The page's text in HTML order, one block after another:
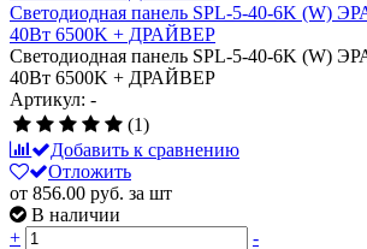
Светодиодная панель SPL-5-40-6K (W)
40Вт 6500K + ДРАЙВЕР
Светодиодная панель SPL-5-40-6K (W)
40Вт 6500K + ДРАЙВЕР
Артикул: -
(1)
Добавить к сравнению
Отложить
от 856.00 руб. за шт
В наличии
+
-